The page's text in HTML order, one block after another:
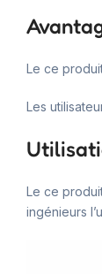
Le ce
Les
Le ce
ingénieurs